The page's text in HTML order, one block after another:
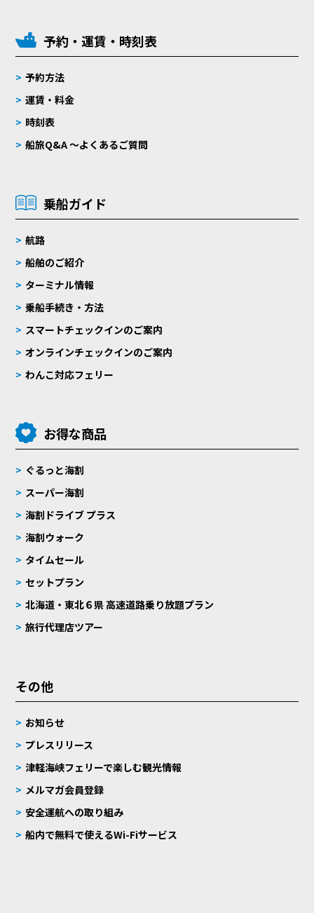
予約・運賃・時刻表
予約方法
運賃・料金
時刻表
船旅Q&A 〜よくあるご質問
乗船ガイド
航路
船舶のご紹介
ターミナル情報
乗船手続き・方法
スマートチェックインのご案内
オンラインチェックインのご案内
わんこ対応フェリー
お得な商品
ぐるっと海割
スーパー海割
海割ドライブ プラス
海割ウォーク
タイムセール
セットプラン
北海道・東北６県 高速道路乗り放題プラン
旅行代理店ツアー
その他
お知らせ
プレスリリース
津軽海峡フェリーで楽しむ観光情報
メルマガ会員登録
安全運航への取り組み
船内で無料で使えるWi-Fiサービス